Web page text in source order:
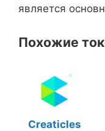
является
Похожие
Creaticles